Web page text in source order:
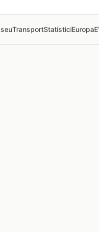
TransportStatisticiEuropa